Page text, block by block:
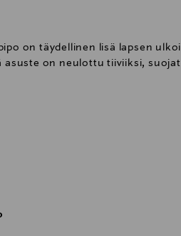
on täydellinen lisä lapsen
asuste on neulottu tiiviiksi,